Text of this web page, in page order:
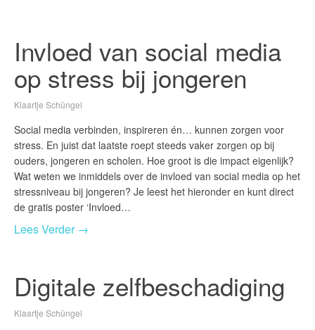
Invloed van social media
op stress bij jongeren
Klaartje Schüngel
Social media verbinden, inspireren én… kunnen zorgen voor
stress. En juist dat laatste roept steeds vaker zorgen op bij
ouders, jongeren en scholen. Hoe groot is die impact eigenlijk?
Wat weten we inmiddels over de invloed van social media op het
stressniveau bij jongeren? Je leest het hieronder en kunt direct
de gratis poster ‘Invloed…
Lees Verder →
Digitale zelfbeschadiging
Klaartje Schüngel